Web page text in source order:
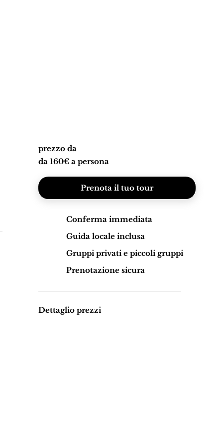
prezzo da
da 160€ a persona
Prenota il tuo tour
Conferma immediata
Guida locale inclusa
Gruppi privati e piccoli gruppi
Prenotazione sicura
Dettaglio prezzi